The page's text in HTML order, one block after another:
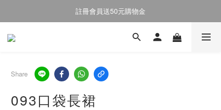
註冊會員送50元購物金
註冊會員送50元購物金
全館消費滿$2000即享免運
Share
093口袋長裙